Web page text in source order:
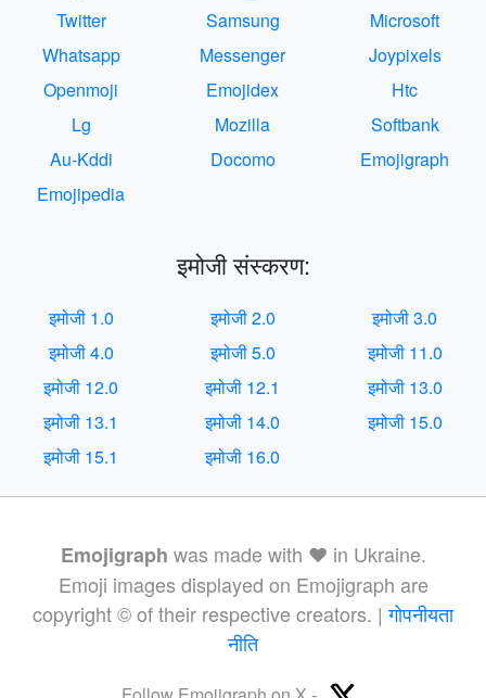
Twitter
Samsung
Microsoft
Whatsapp
Messenger
Joypixels
Openmoji
Emojidex
Htc
Lg
Mozilla
Softbank
Au-Kddi
Docomo
Emojigraph
Emojipedia
इमोजी संस्करण:
इमोजी 1.0 इमोजी 2.0
इमोजी 3.0
इमोजी 4.0
इमोजी 5.0
इमोजी 11.0
इमोजी 12.0
इमोजी 12.1
इमोजी 13.0
इमोजी 13.1
इमोजी 14.0
इमोजी 15.0
इमोजी 15.1
इमोजी 16.0
Emojigraph was made with ❤️ in Ukraine.
Emoji images displayed on Emojigraph are
copyright © of their respective creators. |गोपनीयता
नीति